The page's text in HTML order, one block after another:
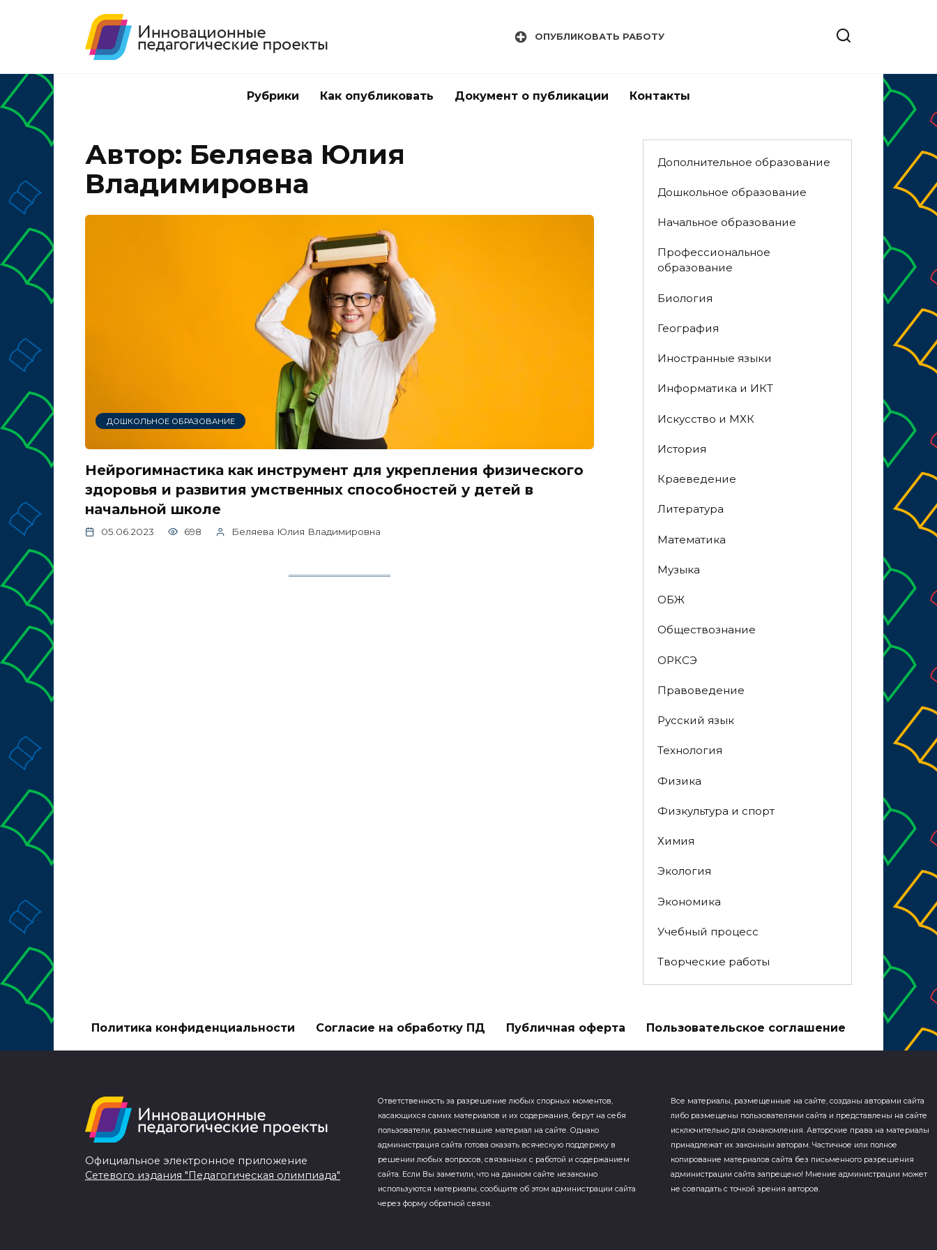
ОПУБЛИКОВАТЬ РАБОТУ
Рубрики Как опубликовать Документ о публикации Контакты
Автор: Беляева Юлия
Владимировна
ДОШКОЛЬНОЕ ОБРАЗОВАНИЕ
Нейрогимнастика как инструмент для укрепления физического
здоровья и развития умственных способностей у детей в
начальной школе
05.06.2023 698 Беляева Юлия Владимировна
Дополнительное образование
Дошкольное образование
Начальное образование
Профессиональное
образование
Биология
География
Иностранные языки
Информатика и ИКТ
Искусство и МХК
История
Краеведение
Литература
Математика
Музыка
ОБЖ
Обществознание
ОРКСЭ
Правоведение
Русский язык
Технология
Физика
Физкультура и спорт
Химия
Экология
Экономика
Учебный процесс
Творческие работы
Политика конфиденциальности Согласие на обработку ПД Публичная оферта Пользовательское соглашение
Официальное электронное приложение
Сетевого издания "Педагогическая олимпиада"
Ответственность за разрешение любых спорных моментов,
касающихся самих материалов и их содержания, берут на себя
пользователи, разместившие материал на сайте. Однако
администрация сайта готова оказать всяческую поддержку в
решении любых вопросов, связанных с работой и содержанием
сайта. Если Вы заметили, что на данном сайте незаконно
используются материалы, сообщите об этом администрации сайта
через форму обратной связи.
Все материалы, размещенные на сайте, созданы авторами сайта
либо размещены пользователями сайта и представлены на сайте
исключительно для ознакомления. Авторские права на материалы
принадлежат их законным авторам. Частичное или полное
копирование материалов сайта без письменного разрешения
администрации сайта запрещено! Мнение администрации может
не совпадать с точкой зрения авторов.